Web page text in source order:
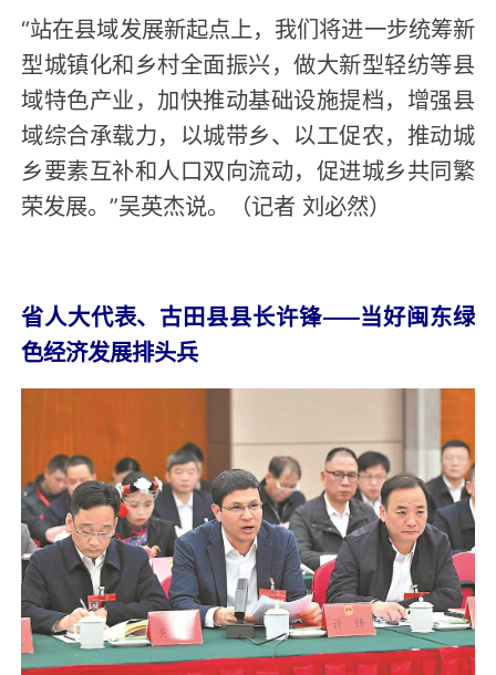
“站在县域发展新起点上，我们将进一步统筹新
型城镇化和乡村全面振兴，做大新型轻纺等县
域特色产业，加快推动基础设施提档，增强县
域综合承载力，以城带乡、以工促农，推动城
乡要素互补和人口双向流动，促进城乡共同繁
荣发展。”吴英杰说。（记者 刘必然）
省人大代表、古田县县长许锋——当好闽东绿
色经济发展排头兵